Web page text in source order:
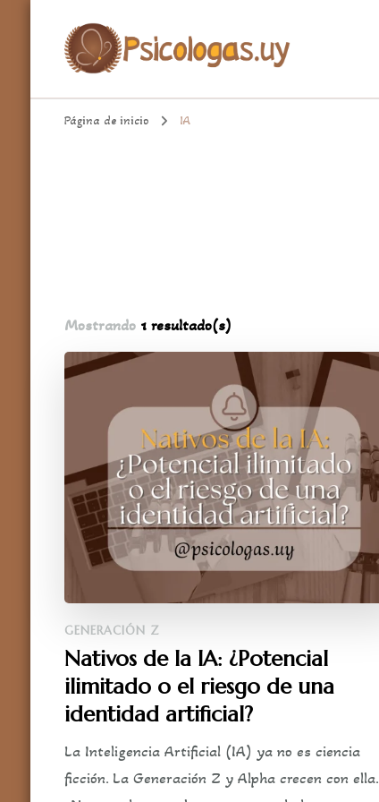
Psicologa.uy
Página de inicio IA
Mostrando 1 resultado(s)
GENERACIÓN Z
Nativos de la IA: ¿Potencial
ilimitado o el riesgo de una
identidad artificial?
La Inteligencia Artificial (IA) ya no es ciencia
ficción. La Generación Z y Alpha crecen con ella.